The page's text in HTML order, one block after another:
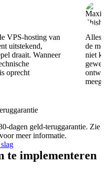
VPS-hosting van
uitstekend,
draait. Wanneer
oprecht
Alles
de
niet
dagen geld-teruggarantie. Zie
voor meer informatie.
te implementeren